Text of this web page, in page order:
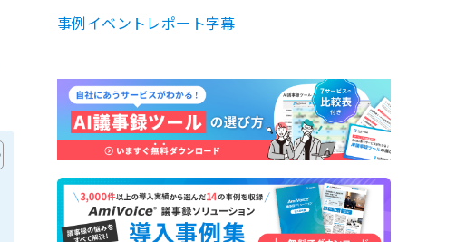
事例イベントレポート字幕